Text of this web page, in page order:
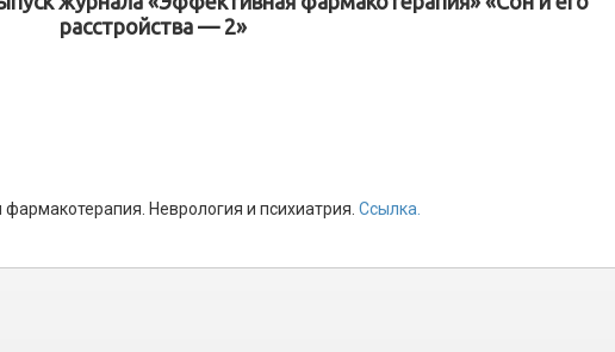
расстройства — 2»
Неврология и психиатрия. Ссылка.